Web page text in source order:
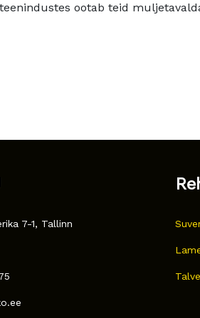
teenindustes ootab teid
7-1, Tallinn